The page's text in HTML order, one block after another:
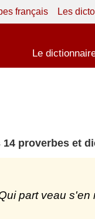
français Les
Le
14 proverbes et
part veau